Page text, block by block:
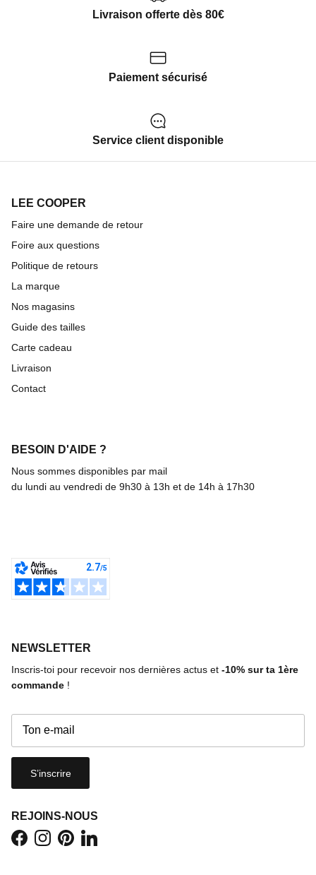
Livraison offerte dès 80€
Paiement sécurisé
Service client disponible
LEE COOPER
Faire une demande de retour
Foire aux questions
Politique de retours
La marque
Nos magasins
Guide des tailles
Carte cadeau
Livraison
Contact
BESOIN D'AIDE ?
Nous sommes disponibles par mail
du lundi au vendredi de 9h30 à 13h et de 14h à 17h30
NEWSLETTER
Inscris-toi pour recevoir nos dernières actus et -10% sur ta 1ère
commande !
S’inscrire
REJOINS-NOUS
FacebookInstagram
PinterestLinkedIn